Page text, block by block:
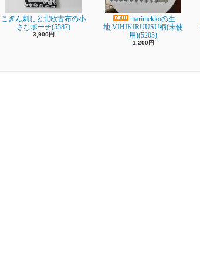
こぎん刺しと北欧古布の小
さなポーチ(5587)
3,900円
marimekkoの生
地,VIHIKIRUUSU柄(未使
用)(5205)
1,200円